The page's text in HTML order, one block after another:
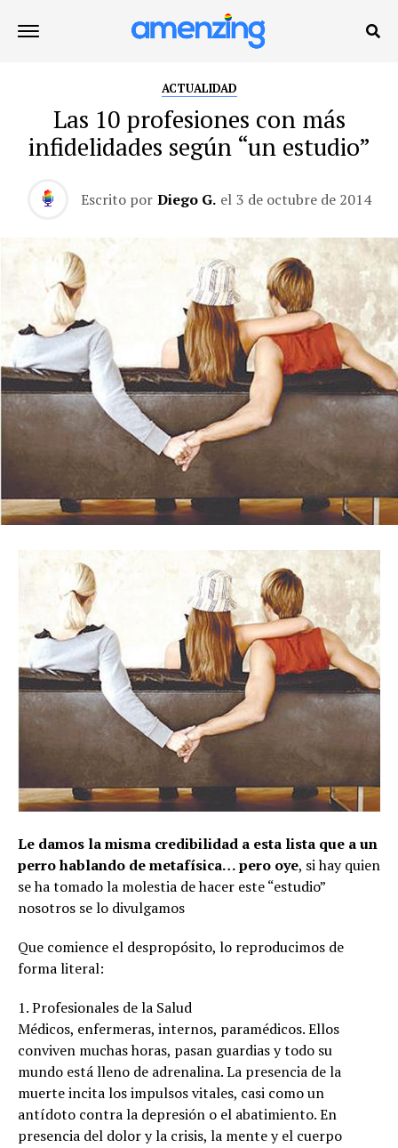
ACTUALIDAD
Las 10 profesiones con más
infidelidades según “un estudio”
Escrito por Diego G. el 3 de octubre de 2014
Le damos la misma credibilidad a esta lista que a un
perro hablando de metafísica… pero oye, si hay quien
se ha tomado la molestia de hacer este “estudio”
nosotros se lo divulgamos
Que comience el despropósito, lo reproducimos de
forma literal:
1. Profesionales de la Salud
Médicos, enfermeras, internos, paramédicos. Ellos
conviven muchas horas, pasan guardias y todo su
mundo está lleno de adrenalina. La presencia de la
muerte incita los impulsos vitales, casi como un
antídoto contra la depresión o el abatimiento. En
presencia del dolor y la crisis, la mente y el cuerpo